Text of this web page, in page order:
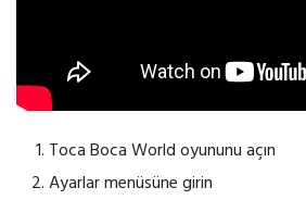
Toca Boca World oyununu açın
Ayarlar menüsüne girin